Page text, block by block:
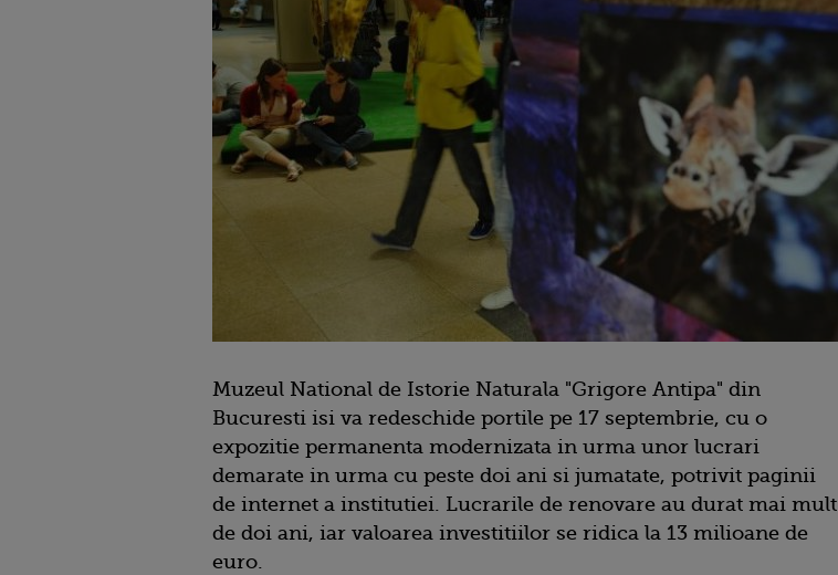
Muzeul National de Istorie Naturala "Grigore Antipa" din
Bucuresti isi va redeschide portile pe 17 septembrie, cu o
expozitie permanenta modernizata in urma unor lucrari
demarate in urma cu peste doi ani si jumatate, potrivit paginii
de internet a institutiei. Lucrarile de renovare au durat mai mult
de doi ani, iar valoarea investitiilor se ridica la 13 milioane de
euro.